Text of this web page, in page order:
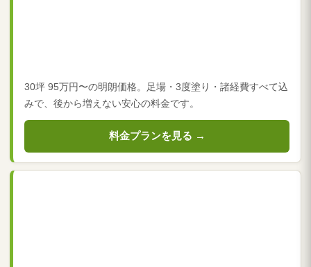
30坪 95万円〜の明朗価格。足場・3度塗り・諸経費すべて込
みで、後から増えない安心の料金です。
料金プランを見る →